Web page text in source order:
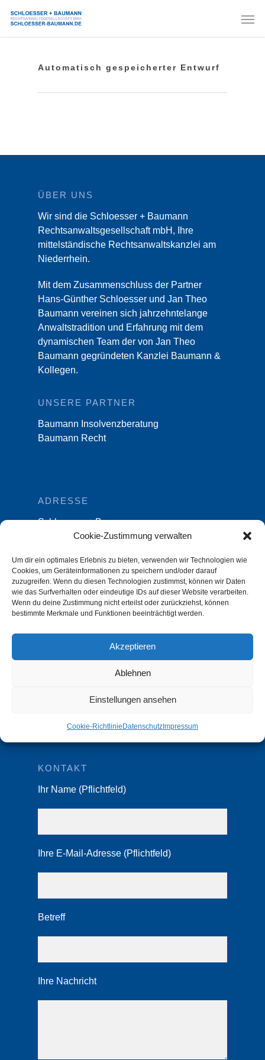
Cookie-Zustimmung verwalten
Um dir ein optimales Erlebnis zu bieten, verwenden wir Technologien wie
Cookies, um Geräteinformationen zu speichern und/oder darauf
zuzugreifen. Wenn du diesen Technologien zustimmst, können wir Daten
wie das Surfverhalten oder eindeutige IDs auf dieser Website verarbeiten.
Wenn du deine Zustimmung nicht erteilst oder zurückziehst, können
bestimmte Merkmale und Funktionen beeinträchtigt werden.
Akzeptieren
Ablehnen
Einstellungen ansehen
Cookie-RichtlinieDatenschutzImpressum
Automatisch gespeicherter Entwurf
ÜBER UNS
Wir sind die Schloesser + Baumann
Rechtsanwaltsgesellschaft mbH, Ihre
mittelständische Rechtsanwaltskanzlei am
Niederrhein.
Mit dem Zusammenschluss der Partner
Hans-Günther Schloesser und Jan Theo
Baumann vereinen sich jahrzehntelange
Anwaltstradition und Erfahrung mit dem
dynamischen Team der von Jan Theo
Baumann gegründeten Kanzlei Baumann &
Kollegen.
UNSERE PARTNER
Baumann Insolvenzberatung
Baumann Recht
ADRESSE
Schloesser + Baumann
Rechtsanwaltsgesellschaft mbH
Tiergartenstraße 28 A
D-47533 Kleve
Tel.:02821 89935-00
Fax: 02821 89935-10
IMPRESSUM & DATENSCHUTZ
Cookie-Richtlinie (EU)
KONTAKT
Ihr Name (Pflichtfeld)
Ihre E-Mail-Adresse (Pflichtfeld)
Betreff
Ihre Nachricht